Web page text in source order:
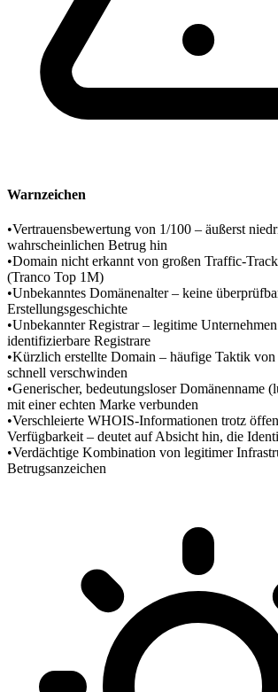
Warnzeichen
•Vertrauensbewertung von 1/100 – äußerst
wahrscheinlichen Betrug hin
•Domain nicht erkannt von großen Traffic-
(Tranco Top 1M)
•Unbekanntes Domänenalter – keine
Erstellungsgeschichte
•Unbekannter Registrar – legitime
identifizierbare Registrare
•Kürzlich erstellte Domain – häufige Taktik von
schnell verschwinden
•Generischer, bedeutungsloser Domänenname
mit einer echten Marke verbunden
•Verschleierte WHOIS-Informationen trotz
Verfügbarkeit – deutet auf Absicht hin, die
•Verdächtige Kombination von legitimer
Betrugsanzeichen